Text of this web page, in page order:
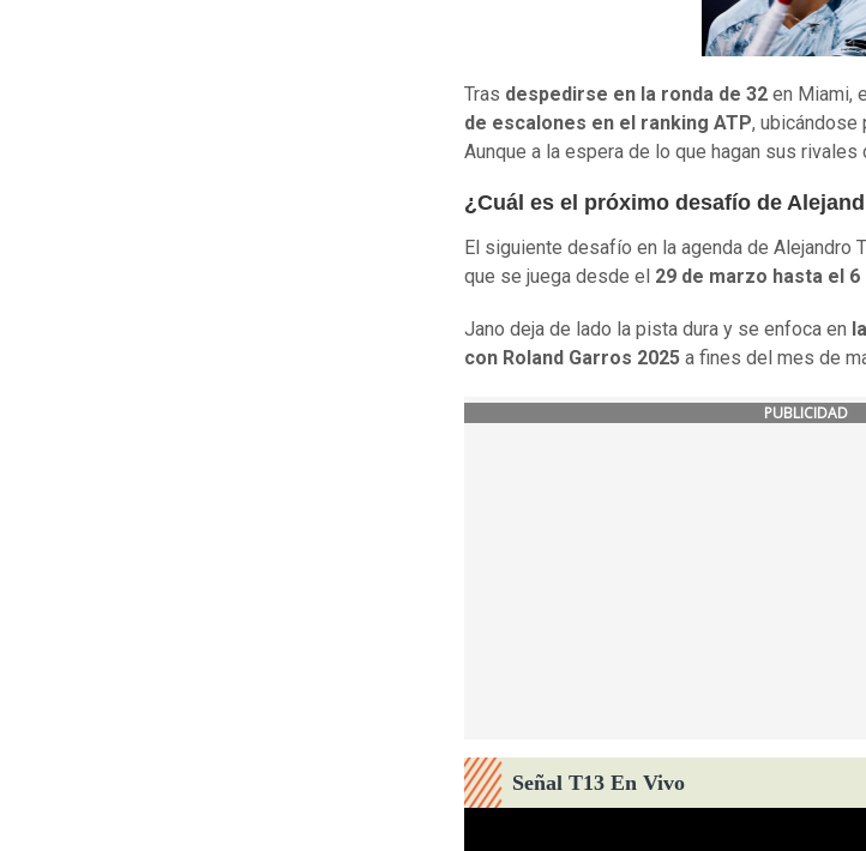
Tras despedirse en la ronda de 32 en Miami,
de escalones en el ranking ATP, ubicándose
Aunque a la espera de lo que hagan sus rivales
¿Cuál es el próximo desafío de
El siguiente desafío en la agenda de Alejandro
que se juega desde el 29 de marzo hasta el 6
Jano deja de lado la pista dura y se enfoca en
con Roland Garros 2025 a fines del mes de
PUBLICIDAD
Señal T13 En Vivo